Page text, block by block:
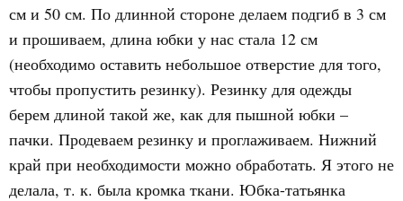
см и 50 см. По длинной стороне делаем подгиб в 3 см
и прошиваем, длина юбки у нас стала 12 см
(необходимо оставить небольшое отверстие для того,
чтобы пропустить резинку). Резинку для одежды
берем длиной такой же, как для пышной юбки –
пачки. Продеваем резинку и проглаживаем. Нижний
край при необходимости можно обработать. Я этого не
делала, т. к. была кромка ткани. Юбка-татьянка